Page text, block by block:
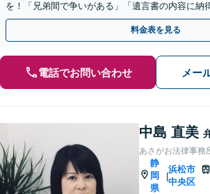
を！「兄弟間で争いがある」「遺言書の内容に納
による使い込みがあるのではないか」など幅広い
料金表を見る
電話でお問い合わせ メー
中島 直美
あさがお法律事務
静
岡
県
|
浜松市
中央区